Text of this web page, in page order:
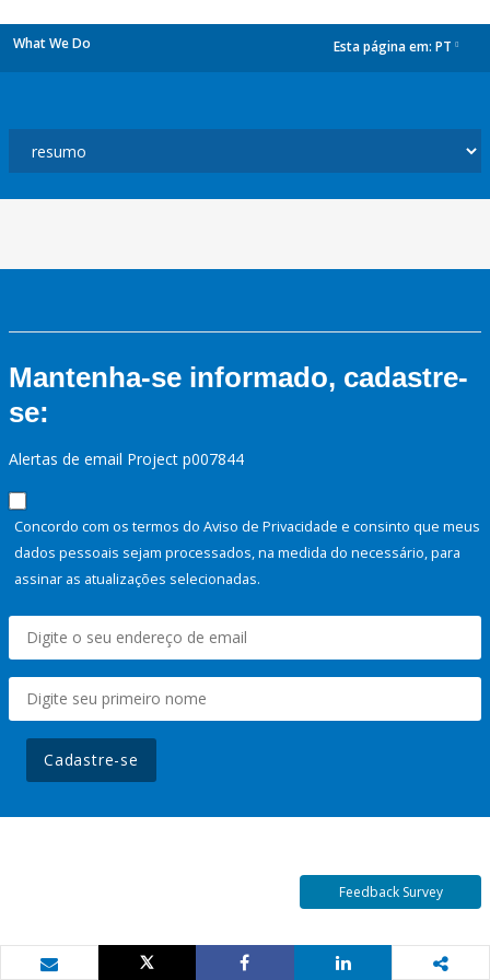
What We Do Esta página em: PT
Mantenha-se informado, cadastre-
se:
Alertas de email Project p007844
Concordo com os termos do Aviso de Privacidade e consinto que meus
dados pessoais sejam processados, na medida do necessário, para
assinar as atualizações selecionadas.
Cadastre-se
Feedback Survey